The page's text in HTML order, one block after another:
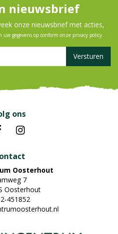
nieuwsbrief
onze nieuwsbrief met acties,
uw gegevens op conform onze privacy policy.
ons
Oosterhout
7
Oosterhout
451852